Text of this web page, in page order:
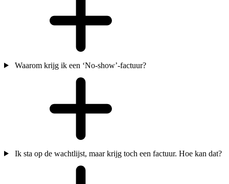
Waarom krijg ik een ‘No-show’-factuur?
Ik sta op de wachtlijst, maar krijg toch een factuur. Hoe kan dat?